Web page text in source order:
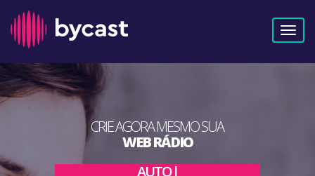
CRIE AGORA MESMO SUA
WEB RÁDIO
|